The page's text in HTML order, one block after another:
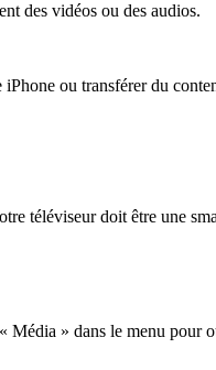
des vidéos ou des audios.
ou transférer du
téléviseur doit être une
Média » dans le menu pour